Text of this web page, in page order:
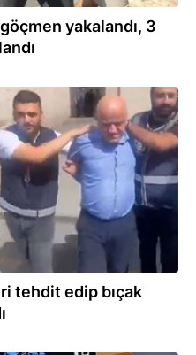
yakalandı, 3
tehdit edip bıçak